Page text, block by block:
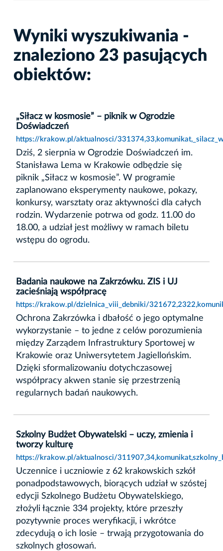
Wyniki wyszukiwania -
znaleziono 23 pasujących
obiektów:
„Siłacz w kosmosie” – piknik w Ogrodzie
Doświadczeń
https://krakow.pl/aktualnosci/
Dziś, 2 sierpnia w Ogrodzie Doświadczeń im.
Stanisława Lema w Krakowie odbędzie się
piknik „Siłacz w kosmosie”. W programie
zaplanowano eksperymenty naukowe, pokazy,
konkursy, warsztaty oraz aktywności dla całych
rodzin. Wydarzenie potrwa od godz. 11.00 do
18.00, a udział jest możliwy w ramach biletu
wstępu do ogrodu.
Badania naukowe na Zakrzówku. ZIS i UJ
zacieśniają współpracę
https://krakow.pl/dzielnica_viii_debniki/
Ochrona Zakrzówka i dbałość o jego optymalne
wykorzystanie – to jedne z celów porozumienia
między Zarządem Infrastruktury Sportowej w
Krakowie oraz Uniwersytetem Jagiellońskim.
Dzięki sformalizowaniu dotychczasowej
współpracy akwen stanie się przestrzenią
regularnych badań naukowych.
Szkolny Budżet Obywatelski – uczy, zmienia i
tworzy kulturę
https://krakow.pl/aktualnosci/
Uczennice i uczniowie z 62 krakowskich szkół
ponadpodstawowych, biorących udział w szóstej
edycji Szkolnego Budżetu Obywatelskiego,
złożyli łącznie 334 projekty, które przeszły
pozytywnie proces weryfikacji, i wkrótce
zdecydują o ich losie – trwają przygotowania do
szkolnych głosowań.